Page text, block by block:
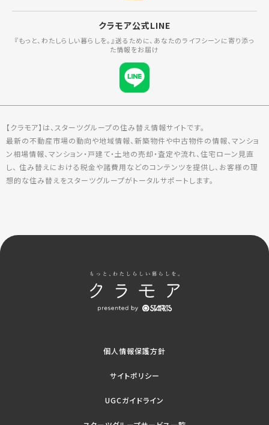
クラモア公式LINE
『もっと、わたしらしい暮らしを。』送るために、あなたのライフシーンに寄り添っ
た情報をお届け
【クラモア】は、スターツグループの住み替え情報サイトです。
最新の不動産市場の動向や地域情報、新築物件や中古物件の情報、マンショ
ン相場情報、マンション・戸建て・土地の売却・査定や流れ、住宅ローン見直
し、 住み替えにおける税金や諸費用などのコンテンツを提供し、お客様の理
想的な住み替えをスターツグループがトータルサポートします。
個人情報保護方針
サイトポリシー
UGCガイドライン